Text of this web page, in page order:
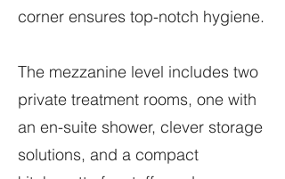
corner ensures top-notch hygiene.
The mezzanine level includes two
private treatment rooms, one with
an en-suite shower, clever storage
solutions, and a compact